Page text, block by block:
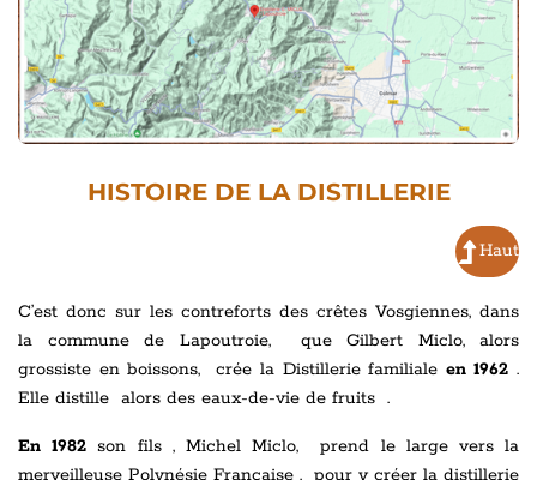
HISTOIRE DE LA DISTILLERIE
Haut
C’est donc sur les contreforts des crêtes Vosgiennes, dans
la commune de Lapoutroie, que Gilbert Miclo, alors
grossiste en boissons, crée la Distillerie familiale en 1962.
Elle distille alors des eaux-de-vie de fruits .
En 1982 son fils , Michel Miclo, prend le large vers la
merveilleuse Polynésie Française , pour y créer la distillerie